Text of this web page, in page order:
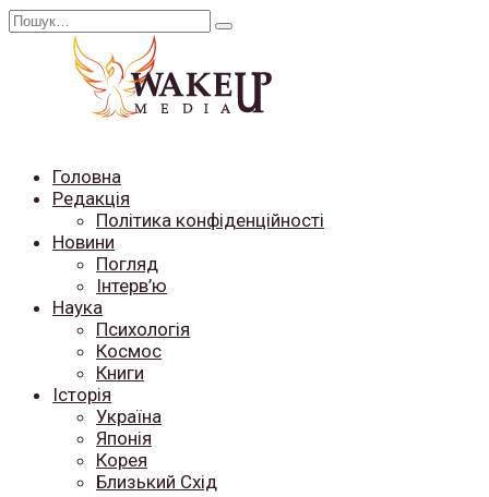
Перейти
Search
Головна
Редакція
Політика конфіденційності
Новини
Погляд
Інтерв’ю
Наука
Психологія
Космос
Книги
Історія
Україна
Японія
Корея
Близький Схід